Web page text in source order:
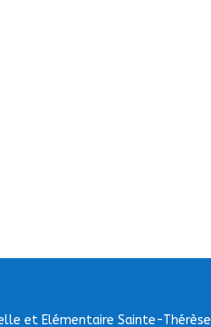
et Elémentaire Sainte-Thérèse